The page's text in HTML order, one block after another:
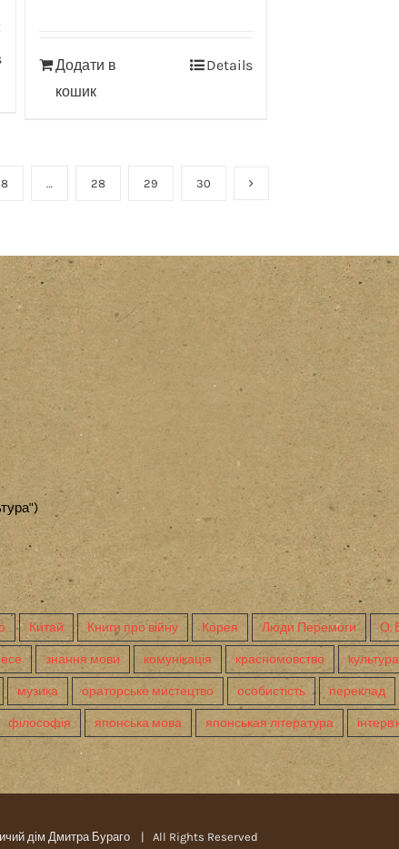
Додати в
кошик
Details
8 … 28 29 30
Китай Книги про війну Корея Люди Перемоги О.
есе знання мови комунікація красномовство культура
музика ораторське мистецтво особистість переклад
філософія японська мова японськая література
дім Дмитра Бураго | All Rights Reserved